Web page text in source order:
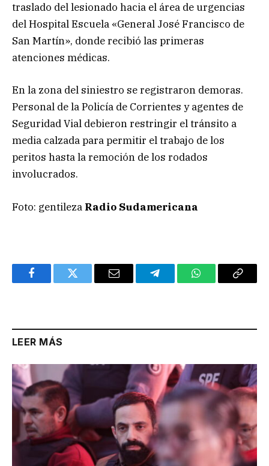
traslado del lesionado hacia el área de urgencias
del Hospital Escuela «General José Francisco de
San Martín», donde recibió las primeras
atenciones médicas.
En la zona del siniestro se registraron demoras.
Personal de la Policía de Corrientes y agentes de
Seguridad Vial debieron restringir el tránsito a
media calzada para permitir el trabajo de los
peritos hasta la remoción de los rodados
involucrados.
Foto: gentileza Radio Sudamericana
FacebookTwitter Email TelegramWhatsAppCopy
LEER MÁS